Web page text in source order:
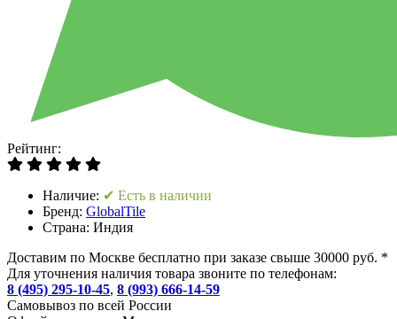
Рейтинг:
Наличие: ✔ Есть в наличии
Бренд: GlobalTile
Страна: Индия
Доставим по Москве бесплатно при заказе свыше 30000 руб. *
Для уточнения наличия товара звоните по телефонам:
8 (495) 295-10-45, 8 (993) 666-14-59
Cамовывоз по всей России